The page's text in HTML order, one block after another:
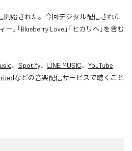
開始された。今回デジタル配信された
」「Blueberry Love」「ヒカリヘ」を含む
、 Spotify、 LINE MUSIC、 YouTube
などの音楽配信サービスで聴くこと